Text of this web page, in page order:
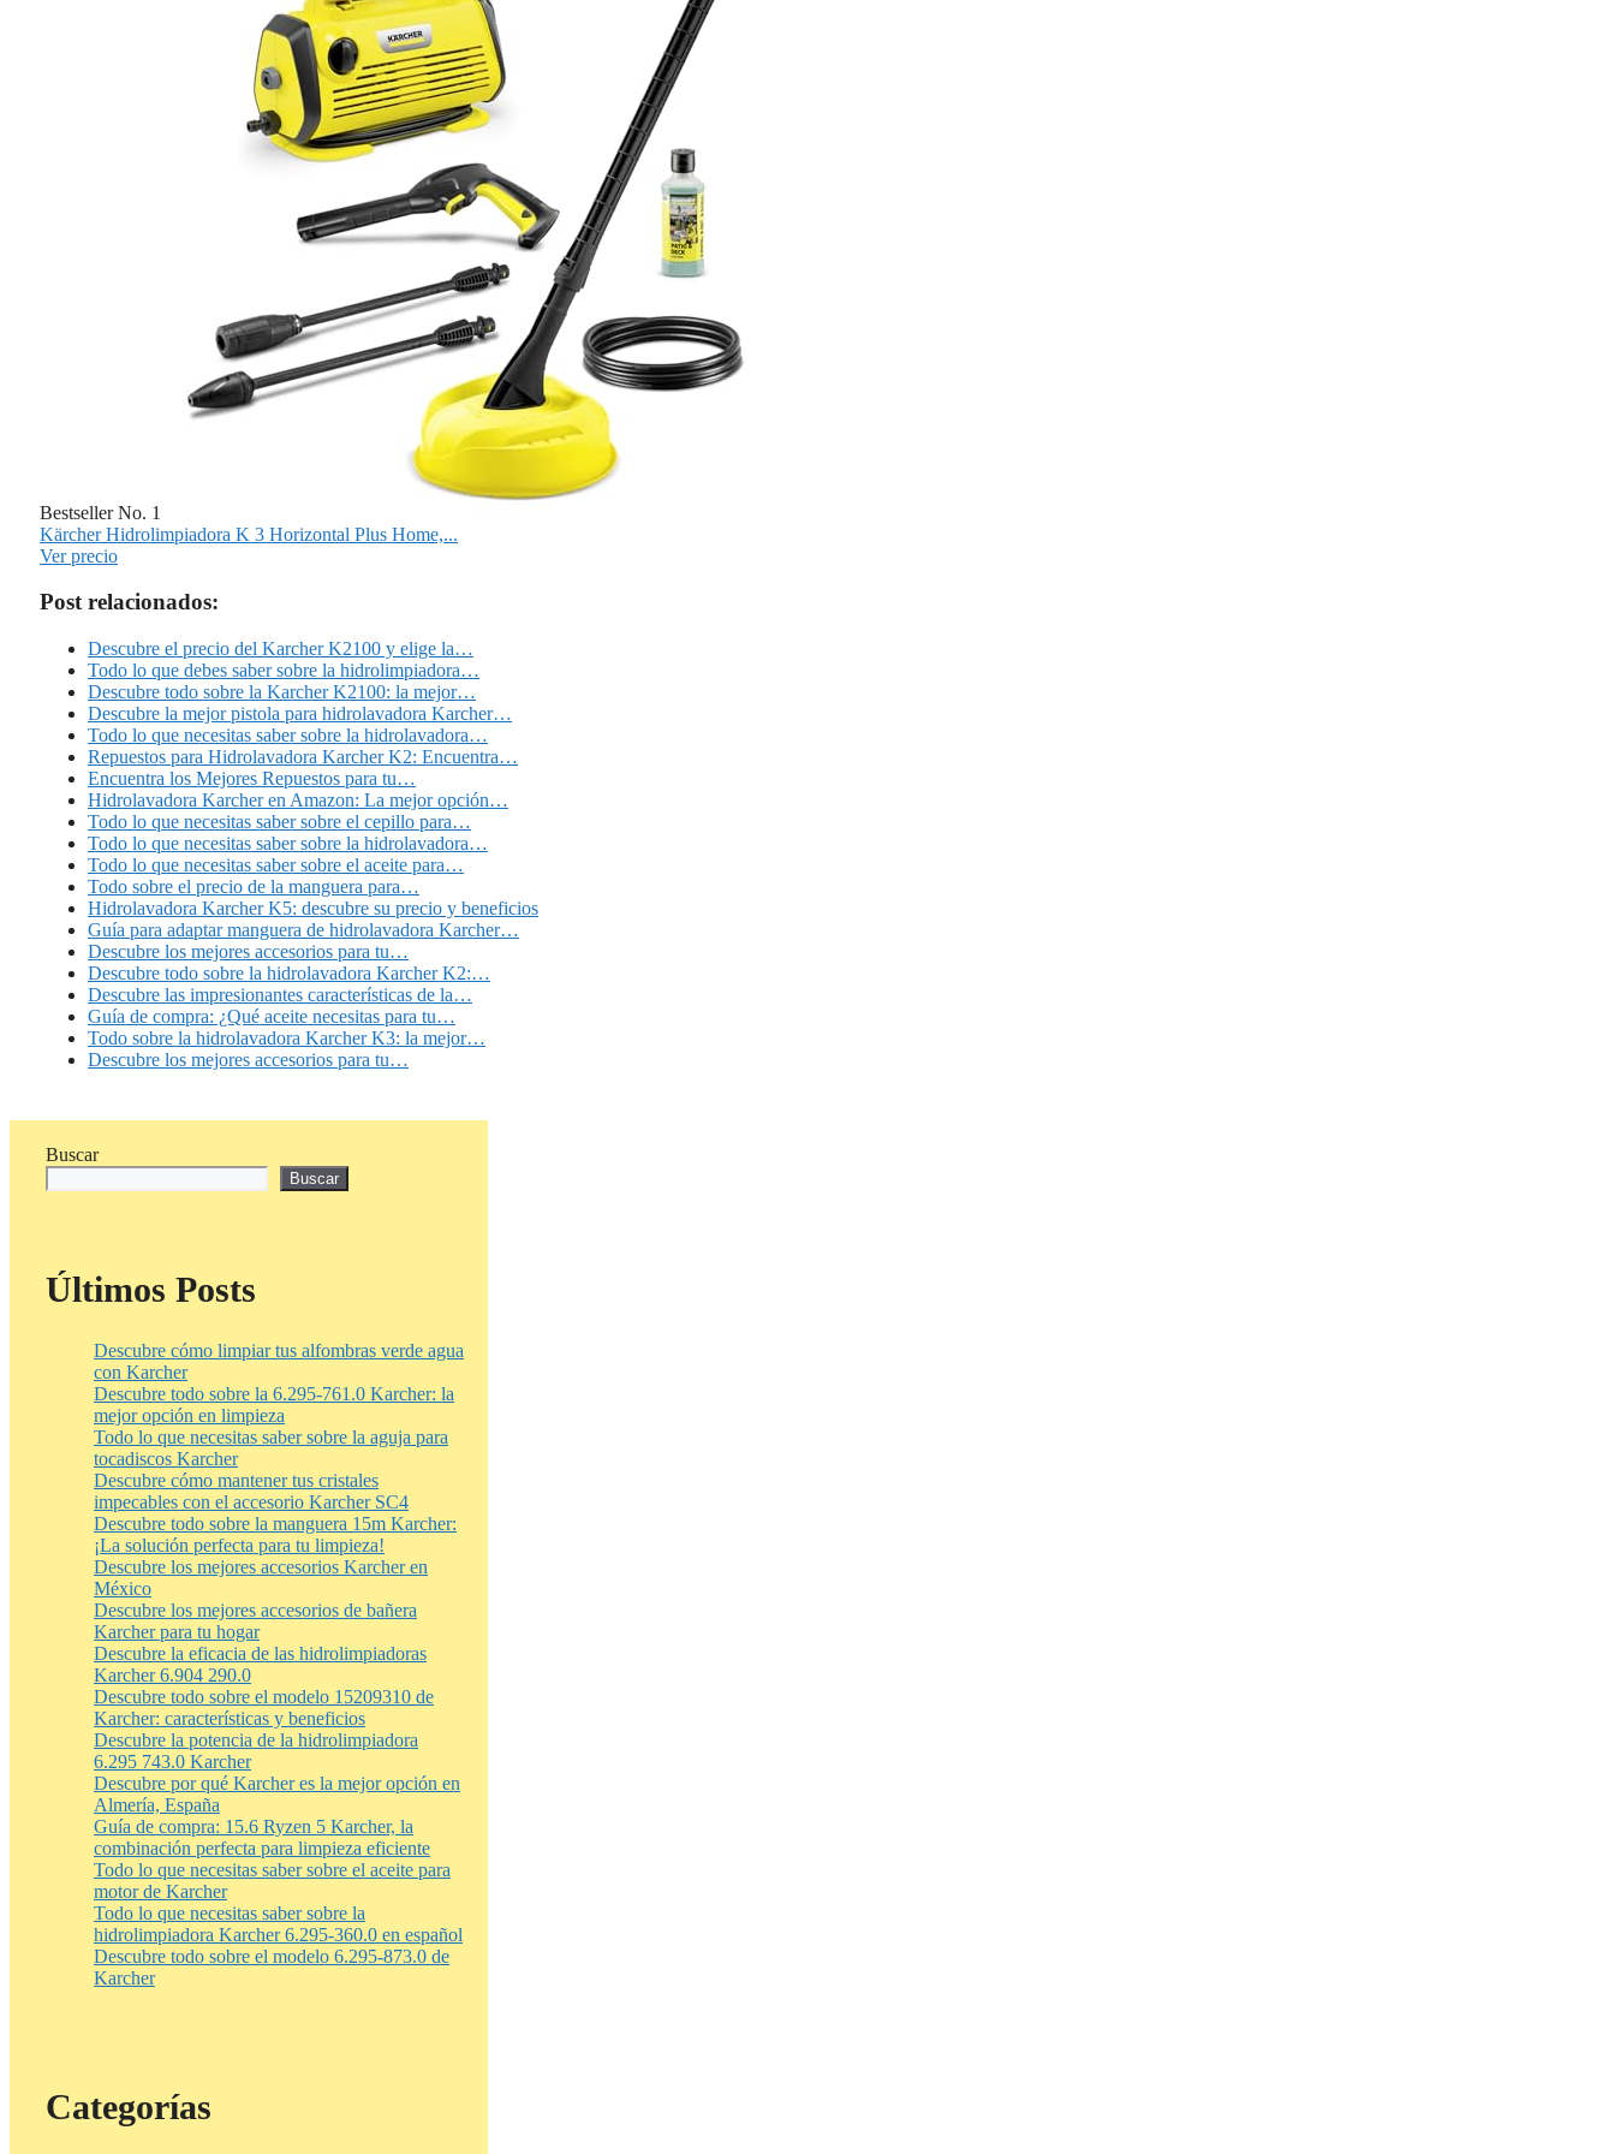
Bestseller No. 1
Kärcher Hidrolimpiadora K 3 Horizontal Plus Home,...
Ver precio
Post relacionados:
Descubre el precio del Karcher K2100 y elige la…
Todo lo que debes saber sobre la hidrolimpiadora…
Descubre todo sobre la Karcher K2100: la mejor…
Descubre la mejor pistola para hidrolavadora Karcher…
Todo lo que necesitas saber sobre la hidrolavadora…
Repuestos para Hidrolavadora Karcher K2: Encuentra…
Encuentra los Mejores Repuestos para tu…
Hidrolavadora Karcher en Amazon: La mejor opción…
Todo lo que necesitas saber sobre el cepillo para…
Todo lo que necesitas saber sobre la hidrolavadora…
Todo lo que necesitas saber sobre el aceite para…
Todo sobre el precio de la manguera para…
Hidrolavadora Karcher K5: descubre su precio y beneficios
Guía para adaptar manguera de hidrolavadora Karcher…
Descubre los mejores accesorios para tu…
Descubre todo sobre la hidrolavadora Karcher K2:…
Descubre las impresionantes características de la…
Guía de compra: ¿Qué aceite necesitas para tu…
Todo sobre la hidrolavadora Karcher K3: la mejor…
Descubre los mejores accesorios para tu…
Buscar
Buscar
Últimos Posts
Descubre cómo limpiar tus alfombras verde agua
con Karcher
Descubre todo sobre la 6.295-761.0 Karcher: la
mejor opción en limpieza
Todo lo que necesitas saber sobre la aguja para
tocadiscos Karcher
Descubre cómo mantener tus cristales
impecables con el accesorio Karcher SC4
Descubre todo sobre la manguera 15m Karcher:
¡La solución perfecta para tu limpieza!
Descubre los mejores accesorios Karcher en
México
Descubre los mejores accesorios de bañera
Karcher para tu hogar
Descubre la eficacia de las hidrolimpiadoras
Karcher 6.904 290.0
Descubre todo sobre el modelo 15209310 de
Karcher: características y beneficios
Descubre la potencia de la hidrolimpiadora
6.295 743.0 Karcher
Descubre por qué Karcher es la mejor opción en
Almería, España
Guía de compra: 15.6 Ryzen 5 Karcher, la
combinación perfecta para limpieza eficiente
Todo lo que necesitas saber sobre el aceite para
motor de Karcher
Todo lo que necesitas saber sobre la
hidrolimpiadora Karcher 6.295-360.0 en español
Descubre todo sobre el modelo 6.295-873.0 de
Karcher
Categorías